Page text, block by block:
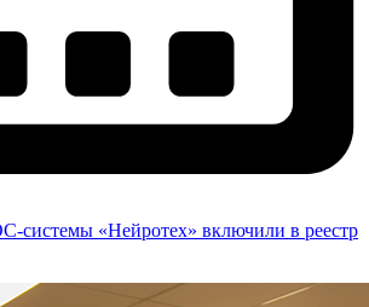
«Нейротех» включили в реестр